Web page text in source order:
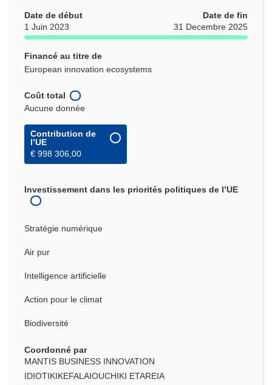
Date de début
1 Juin 2023
Date de fin
31 Decembre 2025
Financé au titre de
European innovation ecosystems
Coût total
Aucune donnée
Contribution de
l’UE
€ 998 306,00
Investissement dans les priorités politiques de l’UE
Stratégie numérique
Air pur
Intelligence artificielle
Action pour le climat
Biodiversité
Coordonné par
MANTIS BUSINESS INNOVATION
IDIOTIKIKEFALAIOUCHIKI ETAREIA